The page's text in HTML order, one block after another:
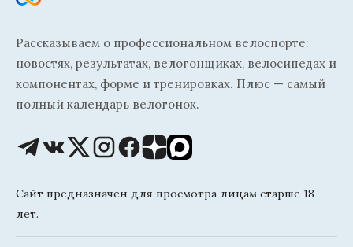
Рассказываем о профессиональном велоспорте:
новостях, результатах, велогонщиках, велосипедах и
компонентах, форме и тренировках. Плюс — самый
полный календарь велогонок.
Сайт предназначен для просмотра лицам старше 18
лет.